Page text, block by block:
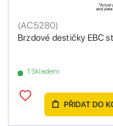
Brzdové destičky EBC
(AC5280)
1 Skladem
PŘIDAT DO